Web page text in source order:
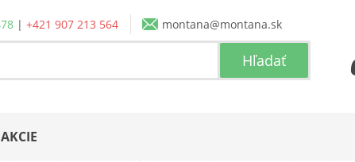
| +421 907 213 564
montana@montana.sk
AKCIE